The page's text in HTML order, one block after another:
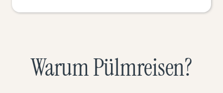
Warum Pülmreisen?